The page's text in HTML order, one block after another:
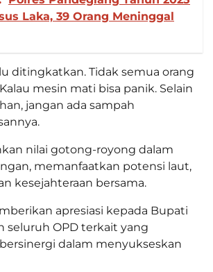
Laka, 39 Orang Meninggal
ditingkatkan. Tidak semua orang
mesin mati bisa panik. Selain
jangan ada sampah
nilai gotong-royong dalam
memanfaatkan potensi laut,
kesejahteraan bersama.
apresiasi kepada Bupati
seluruh OPD terkait yang
dalam menyukseskan